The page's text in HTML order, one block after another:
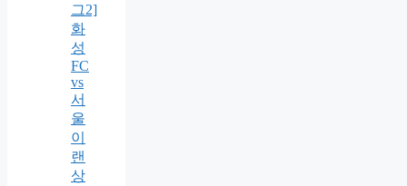
그2]
화
성
FC
vs
서
울
이
랜
상